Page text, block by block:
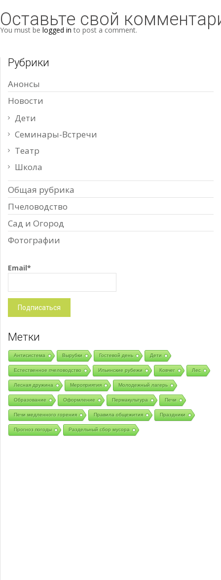
Оставьте свой
You must be logged in to post a comment.
Рубрики
Анонсы
Новости
Дети
Семинары-Встречи
Театр
Школа
Общая рубрика
Пчеловодство
Сад и Огород
Фотографии
Email*
Метки
Антисистема Вырубки Гостевой день Дети
Естественное пчеловодство Ильинские рубежи Ковчег Лес
Лесная дружина Мероприятия Молодежный лагерь
Образование Оформление Пермакультура Печи
Печи медленного горения Правила общежития Праздники
Прогноз погоды Раздельный сбор мусора